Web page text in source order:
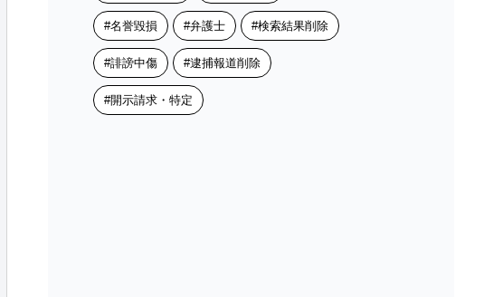
名誉毀損 弁護士 検索結果削除
誹謗中傷 逮捕報道削除
開示請求・特定